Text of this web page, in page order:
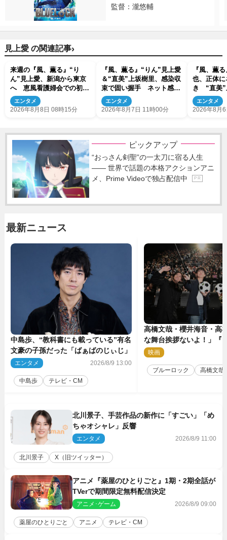
監督：瀧悠輔
見上愛 の関連記事›
来週の『風、薫る』“り
ん”見上愛、新潟から東京
へ 恵風看護婦会での初仕
事に向かう
エンタメ
2026年8月8日 08時15分
『風、薫る』“りん”見上愛
＆“直美”上坂樹里、感染収
束で固い握手 ネット感動
「このバディは最強」「ア
ツい」
エンタメ
2026年8月7日 11時00分
『風、薫
也、正体
き “直美”
会いにも
くれそう
よ！」
エンタメ
2026年8月
ピックアップ
“おっさん剣聖”の一太刀に宿る人生
―― 世界で話題の本格アクションアニ
メ、Prime Videoで独占配信中
P R
最新ニュース
中島歩、“教科書にも載っている”有名
文豪の子孫だった「ばぁばのじぃじ」
エンタメ 2026/8/9 13:00
中島歩 テレビ・CM
高橋文哉・櫻井海音・高
な舞台挨拶ないよ！」『
ク』自由すぎるイベント
映画
ブルーロック 高橋文哉
北川景子、手芸作品の新作に「すごい」「め
ちゃオシャレ」反響
エンタメ 2026/8/9 11:00
北川景子 X（旧ツイッター）
アニメ『薬屋のひとりごと』1期・2期全話が
TVerで期間限定無料配信決定
アニメ･ゲーム 2026/8/9 09:00
薬屋のひとりごと アニメ テレビ・CM